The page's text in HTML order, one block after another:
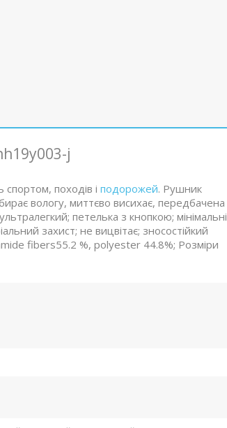
j
походів і подорожей. Рушник
вологу, миттєво висихає, передбачена
петелька з кнопкою; мінімальні
захист; не вицвітає; зносостійкий
fibers55.2 %, polyester 44.8%; Розміри